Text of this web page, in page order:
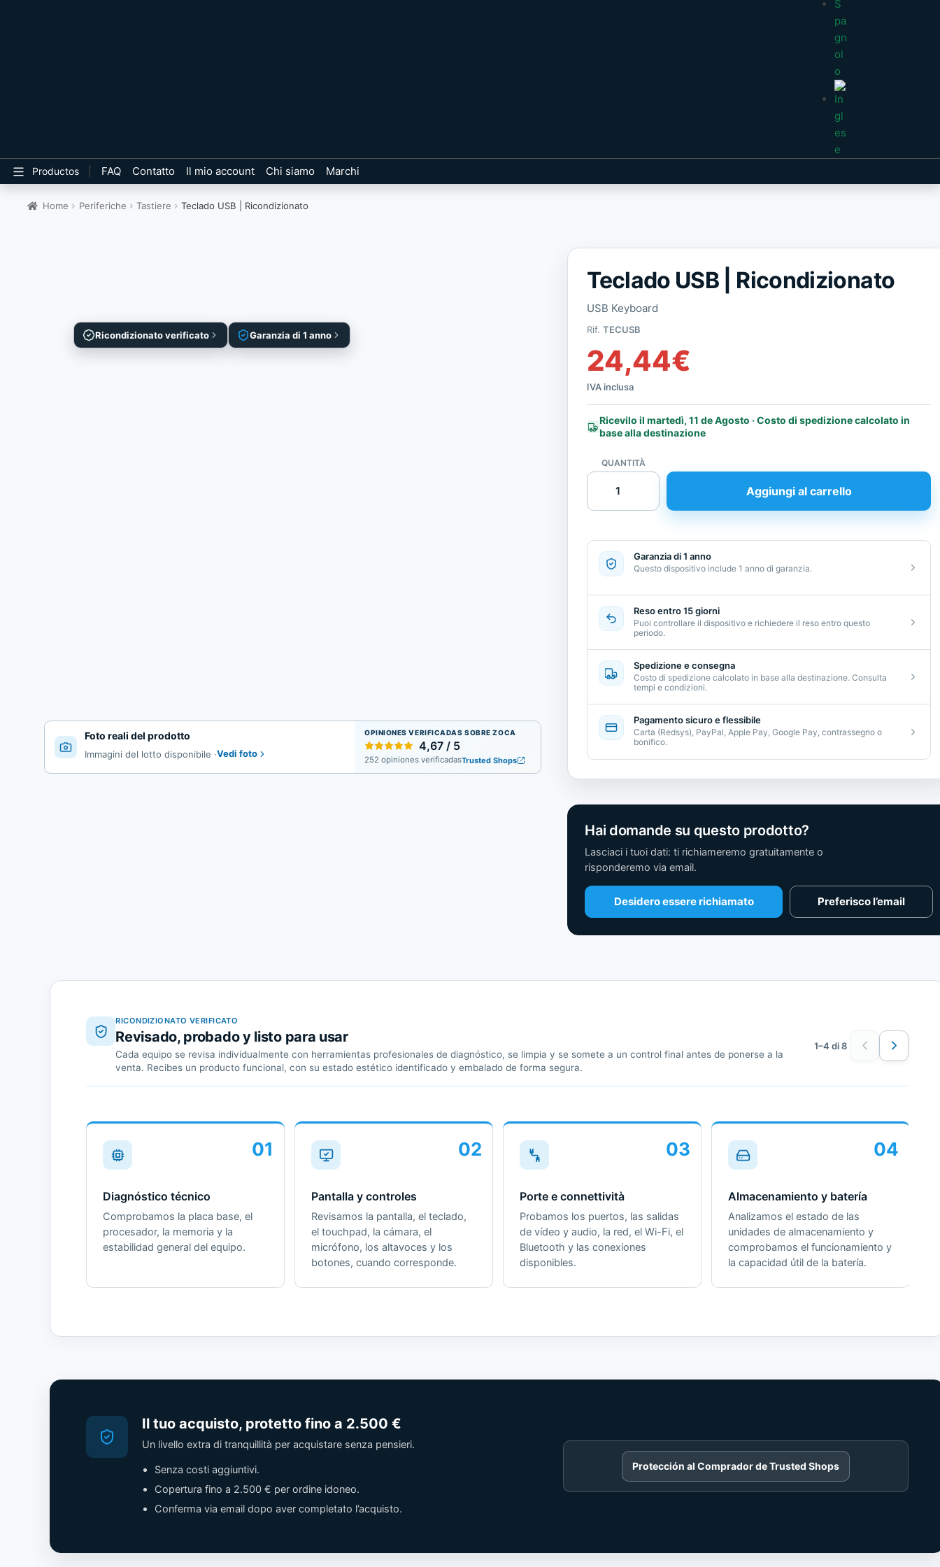
Productos FAQ Contatto Il mio account Chi siamo Marchi
Home Periferiche Tastiere Teclado USB | Ricondizionato
Ricondizionato verificato Garanzia di 1 anno
Foto reali del prodotto
Immagini del lotto disponibile ·Vedi foto
OPINIONES VERIFICADAS SOBRE ZOCA
4,67 / 5
252 opiniones verificadasTrusted Shops
Teclado USB | Ricondizionato
USB Keyboard
Rif.TECUSB
24,44€
IVA inclusa
Ricevilo il martedì, 11 de Agosto · Costo di spedizione calcolato in
base alla destinazione
QUANTITÀ
Teclado
USB
Ricondizionato
Aggiungi al carrello
Garanzia di 1 anno
Questo dispositivo include 1 anno di garanzia.
Reso entro 15 giorni
Puoi controllare il dispositivo e richiedere il reso entro questo
periodo.
Spedizione e consegna
Costo di spedizione calcolato in base alla destinazione. Consulta
tempi e condizioni.
Pagamento sicuro e flessibile
Carta (Redsys), PayPal, Apple Pay, Google Pay, contrassegno o
bonifico.
Hai domande su questo prodotto?
Lasciaci i tuoi dati: ti richiameremo gratuitamente o
risponderemo via email.
Desidero essere richiamato Preferisco l’email
RICONDIZIONATO VERIFICATO
Revisado, probado y listo para usar
Cada equipo se revisa individualmente con herramientas profesionales de diagnóstico, se limpia y se somete a un control final antes de ponerse a la
venta. Recibes un producto funcional, con su estado estético identificado y embalado de forma segura.
1–4 di 8
01
Diagnóstico técnico
Comprobamos la placa base, el
procesador, la memoria y la
estabilidad general del equipo.
02
Pantalla y controles
Revisamos la pantalla, el teclado,
el touchpad, la cámara, el
micrófono, los altavoces y los
botones, cuando corresponde.
03
Porte e connettività
Probamos los puertos, las salidas
de vídeo y audio, la red, el Wi-Fi, el
Bluetooth y las conexiones
disponibles.
04
Almacenamiento y batería
Analizamos el estado de las
unidades de almacenamiento y
comprobamos el funcionamiento y
la capacidad útil de la batería.
Il tuo acquisto, protetto fino a 2.500 €
Un livello extra di tranquillità per acquistare senza pensieri.
Senza costi aggiuntivi.
Copertura fino a 2.500 € per ordine idoneo.
Conferma via email dopo aver completato l’acquisto.
contenido
de
Protección al Comprador de Trusted Shops